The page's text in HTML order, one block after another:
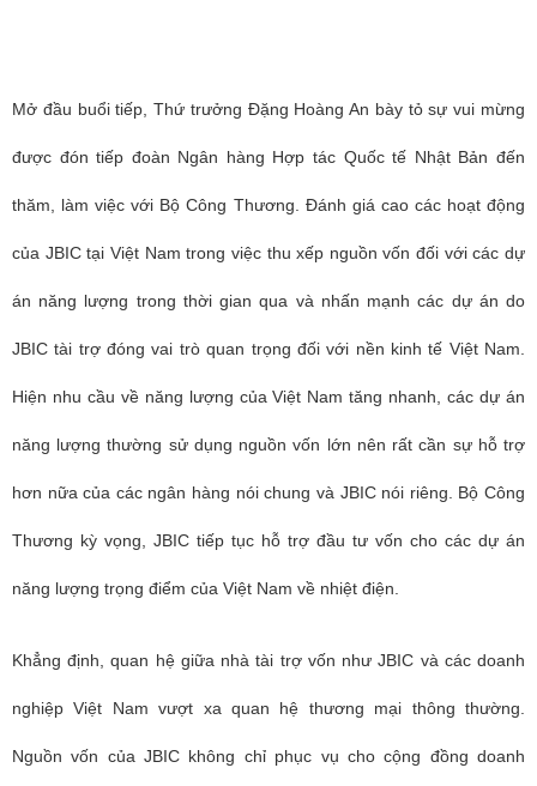
Mở đầu buổi tiếp, Thứ trưởng Đặng Hoàng An bày tỏ sự vui mừng
được đón tiếp đoàn Ngân hàng Hợp tác Quốc tế Nhật Bản đến
thăm, làm việc với Bộ Công Thương. Đánh giá cao các hoạt động
của JBIC tại Việt Nam trong việc thu xếp nguồn vốn đối với các dự
án năng lượng trong thời gian qua và nhấn mạnh các dự án do
JBIC tài trợ đóng vai trò quan trọng đối với nền kinh tế Việt Nam.
Hiện nhu cầu về năng lượng của Việt Nam tăng nhanh, các dự án
năng lượng thường sử dụng nguồn vốn lớn nên rất cần sự hỗ trợ
hơn nữa của các ngân hàng nói chung và JBIC nói riêng. Bộ Công
Thương kỳ vọng, JBIC tiếp tục hỗ trợ đầu tư vốn cho các dự án
năng lượng trọng điểm của Việt Nam về nhiệt điện.
Khẳng định, quan hệ giữa nhà tài trợ vốn như JBIC và các doanh
nghiệp Việt Nam vượt xa quan hệ thương mại thông thường.
Nguồn vốn của JBIC không chỉ phục vụ cho cộng đồng doanh